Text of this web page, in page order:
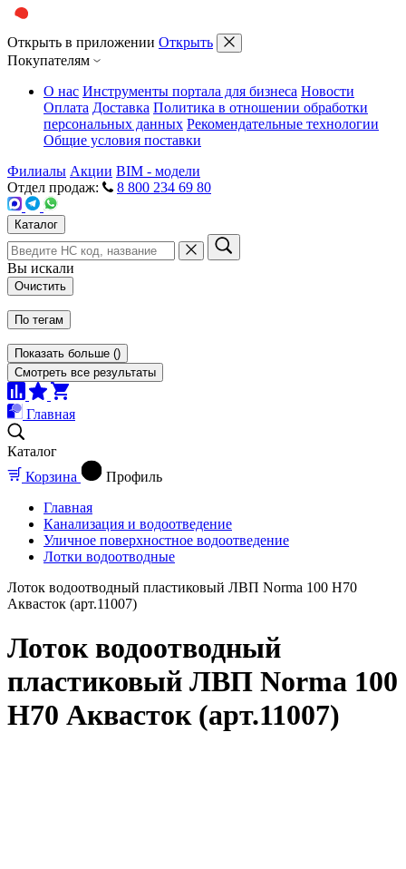
Открыть в приложении Открыть
Покупателям
О нас Инструменты портала для бизнеса Новости
Оплата Доставка Политика в отношении обработки
персональных данных Рекомендательные технологии
Общие условия поставки
Филиалы Акции BIM - модели
Отдел продаж:
8 800 234 69 80
Каталог
Вы искали
Очистить
По тегам
Показать больше ()
Смотреть все результаты
Главная
Каталог
Корзина
Профиль
Главная
Канализация и водоотведение
Уличное поверхностное водоотведение
Лотки водоотводные
Лоток водоотводный пластиковый ЛВП Norma 100 H70
Аквасток (арт.11007)
Лоток водоотводный
пластиковый ЛВП Norma 100
H70 Аквасток (арт.11007)